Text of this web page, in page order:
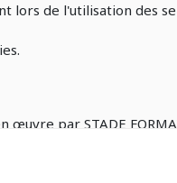
lors de l'utilisation des
par STADE